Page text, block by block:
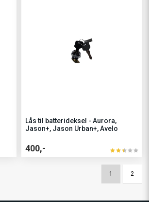
Lås til batterideksel - Aurora,
Jason+, Jason Urban+, Avelo
400,-
1 2